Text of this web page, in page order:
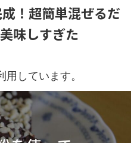
！超簡単混ぜるだ
味しすぎた
しています。